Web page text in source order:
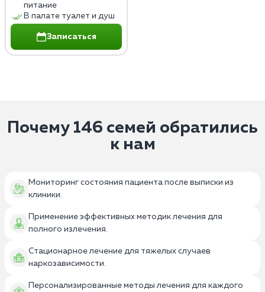
питание
В палате туалет и душ
Записаться
Почему 146 семей обратились
к нам
Мониторинг состояния пациента после выписки из
клиники.
Применение эффективных методик лечения для
полного излечения.
Стационарное лечение для тяжелых случаев
наркозависимости.
Персонализированные методы лечения для каждого